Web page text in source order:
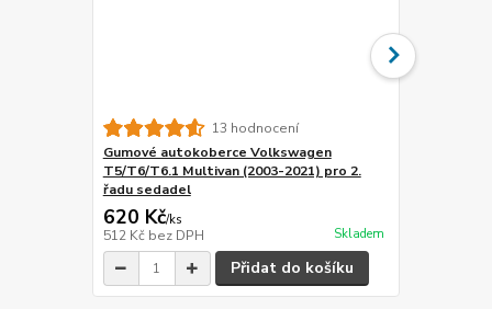
13 hodnocení
Gumové autokoberce Volkswagen
T5/T6/T6.1 Multivan (2003-2021) pro 2.
řadu sedadel
620 Kč/ks
512 Kč bez DPH Skladem
Přidat do košíku